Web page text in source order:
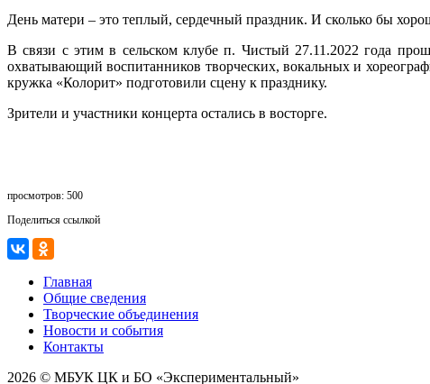
День матери – это теплый, сердечный праздник. И сколько бы
В связи с этим в сельском клубе п. Чистый 27.11.2022 года
охватывающий воспитанников творческих, вокальных и
кружка «Колорит» подготовили сцену к празднику.
Зрители и участники концерта остались в восторге.
просмотров: 500
Поделиться ссылкой
Главная
Общие сведения
Творческие объединения
Новости и события
Контакты
2026 © МБУК ЦК и БО «Экспериментальный»